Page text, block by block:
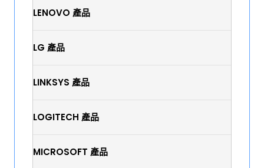
LENOVO 產品
LG 產品
LINKSYS 產品
LOGITECH 產品
MICROSOFT 產品